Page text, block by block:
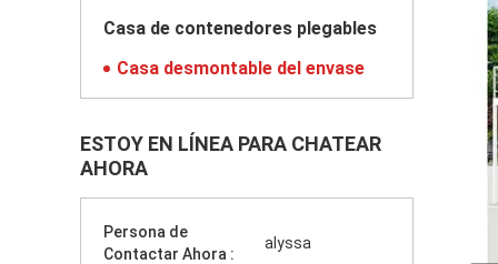
Casa de contenedores plegables
Casa desmontable del envase
ESTOY EN LÍNEA PARA CHATEAR
AHORA
Persona de
Contactar Ahora :
alyssa